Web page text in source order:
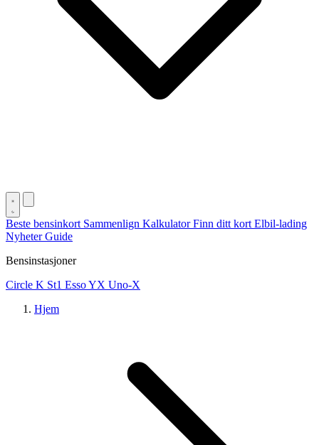
Beste bensinkort Sammenlign KalkulatorFinn ditt kort Elbil-lading
NyheterGuide
Bensinstasjoner
Circle K St1 EssoYX Uno-X
Hjem